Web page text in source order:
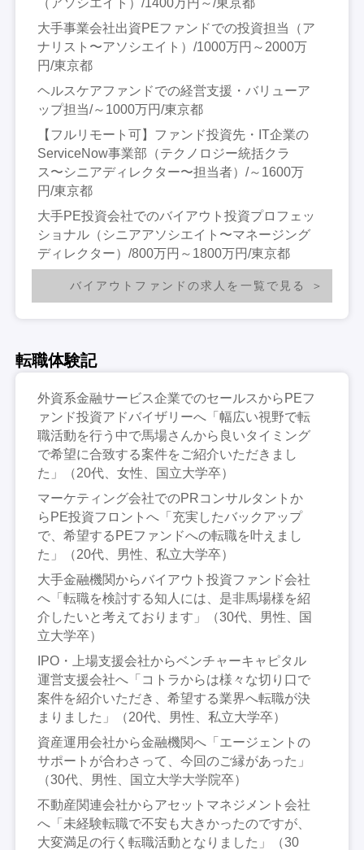
大手事業会社出資PEファンドでの投資担当（ア
ナリスト〜アソシエイト）/1000万円～2000万
円/東京都
ヘルスケアファンドでの経営支援・バリューア
ップ担当/～1000万円/東京都
【フルリモート可】ファンド投資先・IT企業の
ServiceNow事業部（テクノロジー統括クラ
ス〜シニアディレクター〜担当者）/～1600万
円/東京都
大手PE投資会社でのバイアウト投資プロフェッ
ショナル（シニアアソシエイト〜マネージング
ディレクター）/800万円～1800万円/東京都
バイアウトファンドの求人を一覧で見る
転職体験記
外資系金融サービス企業でのセールスからPEフ
ァンド投資アドバイザリーへ「幅広い視野で転
職活動を行う中で馬場さんから良いタイミング
で希望に合致する案件をご紹介いただきまし
た」（20代、女性、国立大学卒）
マーケティング会社でのPRコンサルタントか
らPE投資フロントへ「充実したバックアップ
で、希望するPEファンドへの転職を叶えまし
た」（20代、男性、私立大学卒）
大手金融機関からバイアウト投資ファンド会社
へ「転職を検討する知人には、是非馬場様を紹
介したいと考えております」（30代、男性、国
立大学卒）
IPO・上場支援会社からベンチャーキャピタル
運営支援会社へ「コトラからは様々な切り口で
案件を紹介いただき、希望する業界へ転職が決
まりました」（20代、男性、私立大学卒）
資産運用会社から金融機関へ「エージェントの
サポートが合わさって、今回のご縁があった」
（30代、男性、国立大学大学院卒）
不動産関連会社からアセットマネジメント会社
へ「未経験転職で不安も大きかったのですが、
大変満足の行く転職活動となりました」（30